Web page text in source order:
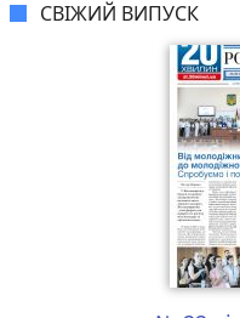
СВІЖИЙ ВИПУСК